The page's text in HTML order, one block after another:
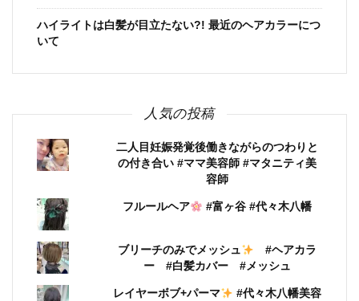
ハイライトは白髪が目立たない?! 最近のヘアカラーにつ
いて
人気の投稿
二人目妊娠発覚後働きながらのつわりと
の付き合い #ママ美容師 #マタニティ美
容師
フルールヘア #富ヶ谷 #代々木八幡
ブリーチのみでメッシュ
#ヘアカラ
ー #白髪カバー #メッシュ
レイヤーボブ+パーマ
#代々木八幡美容